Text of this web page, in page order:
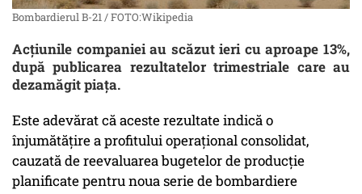
Bombardierul B-21 / FOTO:Wikipedia
Acțiunile companiei au scăzut ieri cu aproape 13%,
după publicarea rezultatelor trimestriale care au
dezamăgit piața.
Este adevărat că aceste rezultate indică o
înjumătățire a profitului operațional consolidat,
cauzată de reevaluarea bugetelor de producție
planificate pentru noua serie de bombardiere